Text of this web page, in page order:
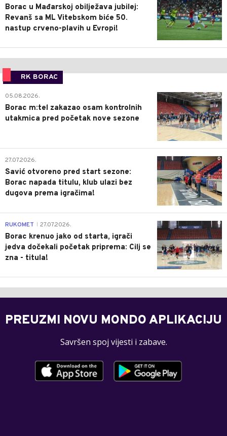
Borac u Mađarskoj obilježava jubilej:
Revanš sa ML Vitebskom biće 50.
nastup crveno-plavih u Evropi!
RK BORAC
0
05.08.2026.
Borac m:tel zakazao osam kontrolnih
utakmica pred početak nove sezone
0
27.07.2026.
Savić otvoreno pred start sezone:
Borac napada titulu, klub ulazi bez
dugova prema igračima!
0
RUKOMET 27.07.2026.
Borac krenuo jako od starta, igrači
jedva dočekali početak priprema: Cilj se
zna - titula!
PREUZMI NOVU MONDO APLIKACIJU
Savršen spoj vijesti i zabave.